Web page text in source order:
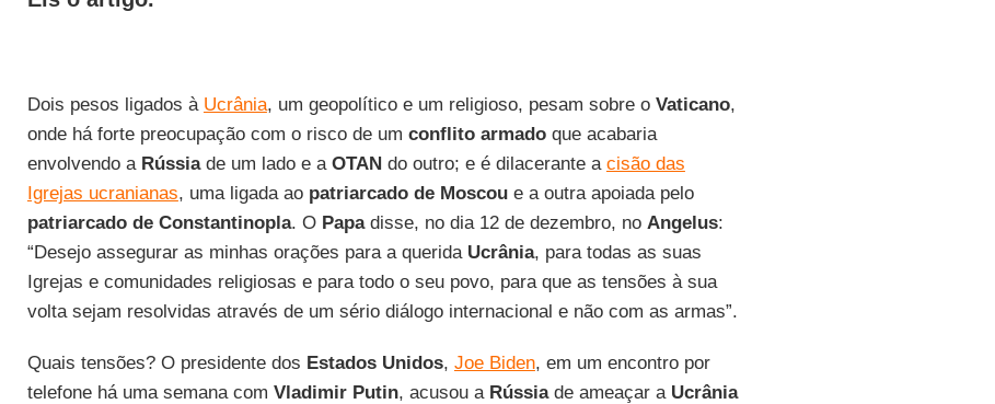
Dois pesos ligados à Ucrânia, um geopolítico e um religioso, pesam sobre o Vaticano,
onde há forte preocupação com o risco de um conflito armadoque acabaria
envolvendo a Rússiade um lado e a OTANdo outro; e é dilacerante a cisão das
Igrejas ucranianas, uma ligada ao patriarcado de Moscoue a outra apoiada pelo
patriarcado de Constantinopla. O Papadisse, no dia 12 de dezembro, no Angelus:
“Desejo assegurar as minhas orações para a querida Ucrânia, para todas as suas
Igrejas e comunidades religiosas e para todo o seu povo, para que as tensões à sua
volta sejam resolvidas através de um sério diálogo internacional e não com as armas”.
Quais tensões? O presidente dos Estados Unidos, Joe Biden, em um encontro por
telefone há uma semana com Vladimir Putin, acusou a Rússiade ameaçar a Ucrânia